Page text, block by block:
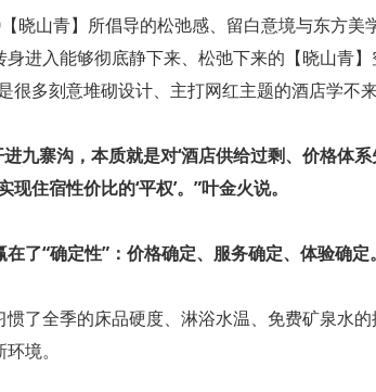
晓山青】所倡导的松弛感、留白意境与东方美
进入能够彻底静下来、松弛下来的【晓山青
很多刻意堆砌设计、主打网红主题的酒店学不来
九寨沟，本质就是对‘酒店供给过剩、价格体
现住宿性价比的‘平权’。”叶金火说。
了“确定性”：价格确定、服务确定、体验确定。
了全季的床品硬度、淋浴水温、免费矿泉水
境。